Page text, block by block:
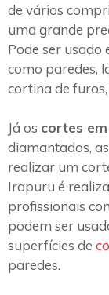
de vários
uma grande
Pode ser usado
como paredes,
cortina de
Já os cortes
diamantados,
realizar um
Irapuru é
profissionais
podem ser
superfícies de
paredes.